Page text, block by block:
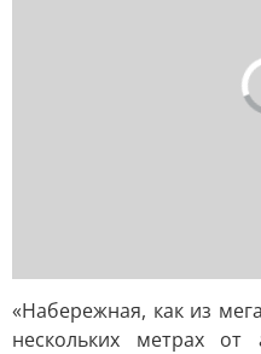
«Набережная, как из
нескольких метрах от